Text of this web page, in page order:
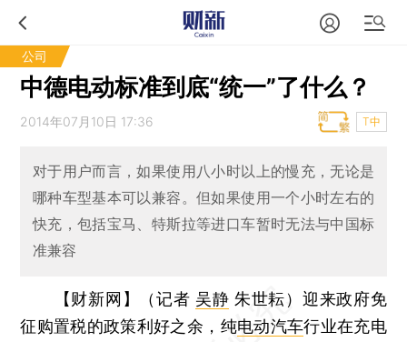
公司
中德电动标准到底“统一”了什么？
2014年07月10日 17:36 T中
对于用户而言，如果使用八小时以上的慢充，无论是
哪种车型基本可以兼容。但如果使用一个小时左右的
快充，包括宝马、特斯拉等进口车暂时无法与中国标
准兼容
【财新网】（记者 吴静 朱世耘） 迎来政府免
征购置税的政策利好之余，纯电动汽车行业在充电